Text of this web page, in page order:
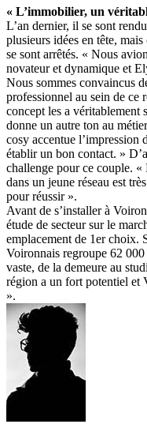
« L’immobilier, un
L’an dernier, il se sont
plusieurs idées en tête,
se sont arrêtés. « Nous
novateur et dynamique et
Nous sommes convaincus
professionnel au sein de ce
concept les a véritablement
donne un autre ton au
cosy accentue l’impression
établir un bon contact. »
challenge pour ce couple. «
dans un jeune réseau est
pour réussir ».
Avant de s’installer à
étude de secteur sur le
emplacement de 1er choix.
Voironnais regroupe 62
vaste, de la demeure au
région a un fort potentiel et
».